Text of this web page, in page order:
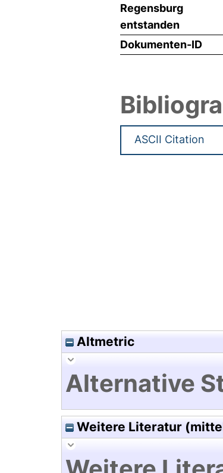
Regensburg
entstanden
Dokumenten-ID
Altmetric
Alternative
Weitere Literatur